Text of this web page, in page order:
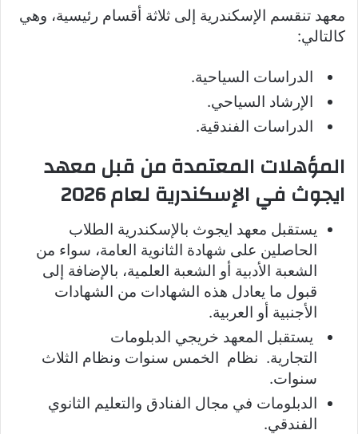
معهد تنقسم الإسكندرية إلى ثلاثة أقسام رئيسية، وهي
كالتالي:
الدراسات السياحية.
الإرشاد السياحي.
الدراسات الفندقية.
المؤهلات المعتمدة من قبل معهد
ايجوث في الإسكندرية لعام 2026
يستقبل معهد ايجوث بالإسكندرية الطلاب
الحاصلين على شهادة الثانوية العامة، سواء من
الشعبة الأدبية أو الشعبة العلمية، بالإضافة إلى
قبول ما يعادل هذه الشهادات من الشهادات
الأجنبية أو العربية.
يستقبل المعهد خريجي الدبلومات
التجارية. نظام الخمس سنوات ونظام الثلاث
سنوات.
الدبلومات في مجال الفنادق والتعليم الثانوي
الفندقي.